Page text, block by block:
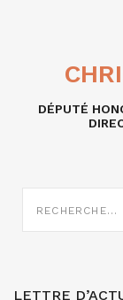
DÉPUTÉ
RECHERCHE
SUR
LETTRE